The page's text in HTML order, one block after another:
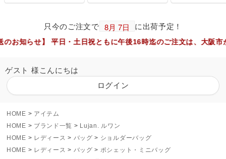
只今のご注文で に出荷予定！
・土日祝ともに午後16時迄のご注文は、大阪市からヤマト運輸
ゲスト 様こんにちは
ログイン
HOME
アイテム
HOME
ブランド一覧
Lujan. ルワン
HOME
レディース バッグ
ショルダーバッグ
HOME
レディース バッグ
ポシェット・ミニバッグ